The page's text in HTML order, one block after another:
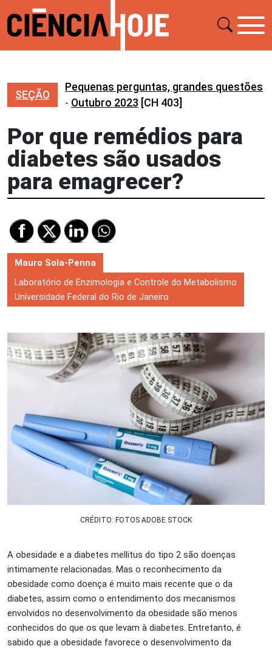
SEÇÃO
Pequenas perguntas, grandes questões
- Outubro 2023 [CH 403]
Por que remédios para
diabetes são usados
para emagrecer?
Mauro Sola-Penna
Laboratório de Enzimologia e Controle do Metabolismo
Universidade Federal do Rio de Janeiro
CRÉDITO: FOTOS ADOBE STOCK
A obesidade e a diabetes mellitus do tipo 2 são doenças
intimamente relacionadas. Mas o reconhecimento da
obesidade como doença é muito mais recente que o da
diabetes, assim como o entendimento dos mecanismos
envolvidos no desenvolvimento da obesidade são menos
conhecidos do que os que levam à diabetes. Entretanto, é
sabido que a obesidade favorece o desenvolvimento da